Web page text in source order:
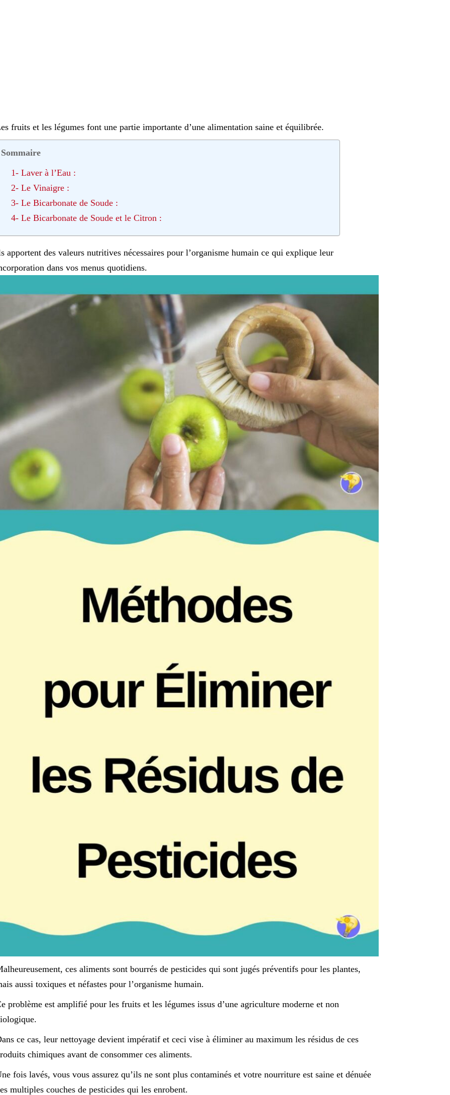
fruits et les légumes font une partie importante d’une alimentation saine et équilibrée.
Sommaire
1- Laver à l’Eau :
2- Le Vinaigre :
3- Le Bicarbonate de Soude :
4- Le Bicarbonate de Soude et le Citron :
apportent des valeurs nutritives nécessaires pour l’organisme humain ce qui explique leur
dans vos menus quotidiens.
ces aliments sont bourrés de pesticides qui sont jugés préventifs pour les plantes,
aussi toxiques et néfastes pour l’organisme humain.
problème est amplifié pour les fruits et les légumes issus d’une agriculture moderne et non
ce cas, leur nettoyage devient impératif et ceci vise à éliminer au maximum les résidus de ces
chimiques avant de consommer ces aliments.
fois lavés, vous vous assurez qu’ils ne sont plus contaminés et votre nourriture est saine et dénuée
multiples couches de pesticides qui les enrobent.